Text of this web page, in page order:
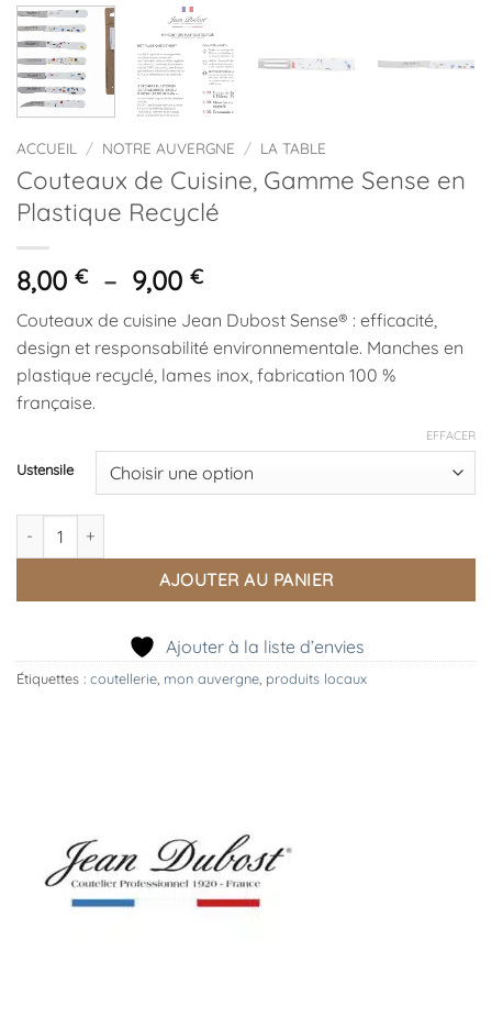
ACCUEIL / NOTRE AUVERGNE / LA TABLE
Couteaux de Cuisine, Gamme Sense en
Plastique Recyclé
8,00 € – 9,00 €Plage
de
prix :
8,00 €
à
Couteaux de cuisine Jean Dubost Sense® : efficacité,
design et responsabilité environnementale. Manches en
plastique recyclé, lames inox, fabrication 100 %
française.
Ustensile
EFFACER
quantité de Couteaux de Cuisine, Gamme Sense en Plastique
AJOUTER AU PANIER
Ajouter à la liste d’envies
Étiquettes : coutellerie mon auvergne produits locaux